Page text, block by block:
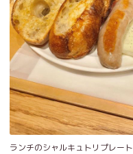
ランチのシャルキュトリプレート